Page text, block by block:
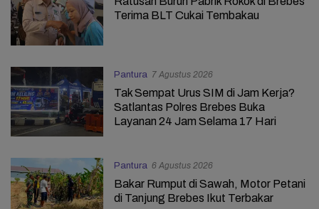
Terima BLT Cukai Tembakau
Pantura 7 Agustus 2026
Tak Sempat Urus SIM di Jam Kerja?
Satlantas Polres Brebes Buka
Layanan 24 Jam Selama 17 Hari
Pantura 6 Agustus 2026
Bakar Rumput di Sawah, Motor Petani
di Tanjung Brebes Ikut Terbakar